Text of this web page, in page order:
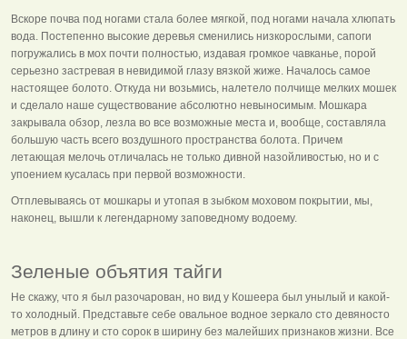
Вскоре почва под ногами стала более мягкой, под ногами начала хлюпать
вода. Постепенно высокие деревья сменились низкорослыми, сапоги
погружались в мох почти полностью, издавая громкое чавканье, порой
серьезно застревая в невидимой глазу вязкой жиже. Началось самое
настоящее болото. Откуда ни возьмись, налетело полчище мелких мошек
и сделало наше существование абсолютно невыносимым. Мошкара
закрывала обзор, лезла во все возможные места и, вообще, составляла
большую часть всего воздушного пространства болота. Причем
летающая мелочь отличалась не только дивной назойливостью, но и с
упоением кусалась при первой возможности.
Отплевываясь от мошкары и утопая в зыбком моховом покрытии, мы,
наконец, вышли к легендарному заповедному водоему.
Зеленые объятия тайги
Не скажу, что я был разочарован, но вид у Кошеера был унылый и какой-
то холодный. Представьте себе овальное водное зеркало сто девяносто
метров в длину и сто сорок в ширину без малейших признаков жизни. Все